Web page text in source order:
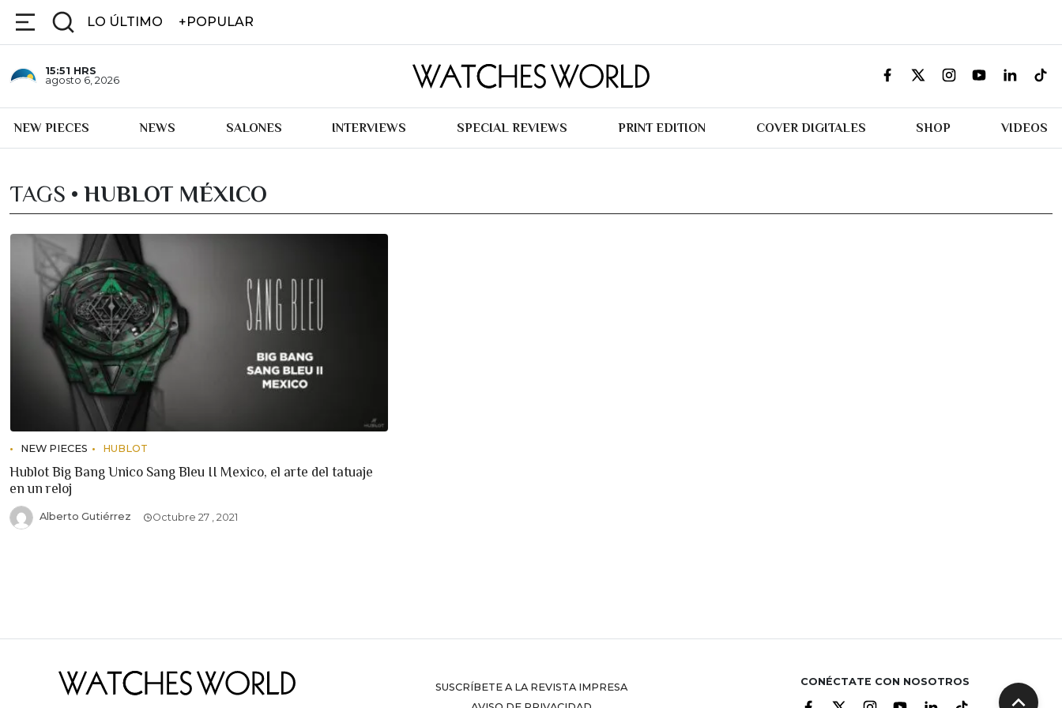
LO ÚLTIMO +POPULAR
15:51 HRS
agosto 6, 2026
NEW PIECES NEWS SALONES INTERVIEWS SPECIAL REVIEWS PRINT EDITION COVER DIGITALES SHOP VIDEOS
TAGS • HUBLOT MÉXICO
NEW PIECES HUBLOT
Hublot Big Bang Unico Sang Bleu II Mexico, el arte del tatuaje
en un reloj
Alberto Gutiérrez Octubre 27 , 2021
SUSCRÍBETE A LA REVISTA IMPRESA
CONÉCTATE CON NOSOTROS